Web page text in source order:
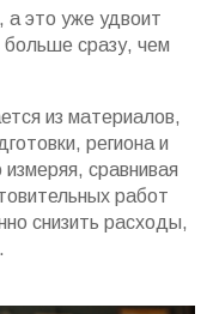
а это уже удвоит
сразу, чем
из материалов,
региона и
сравнивая
работ
снизить расходы,